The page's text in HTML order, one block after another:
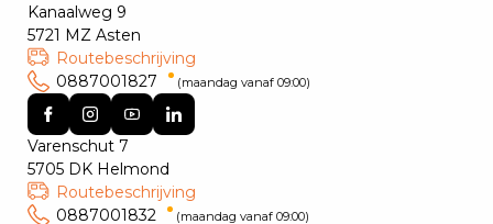
Kanaalweg 9
5721 MZ Asten
Routebeschrijving
0887001827
(maandag vanaf 09:00)
Varenschut 7
5705 DK Helmond
Routebeschrijving
0887001832
(maandag vanaf 09:00)